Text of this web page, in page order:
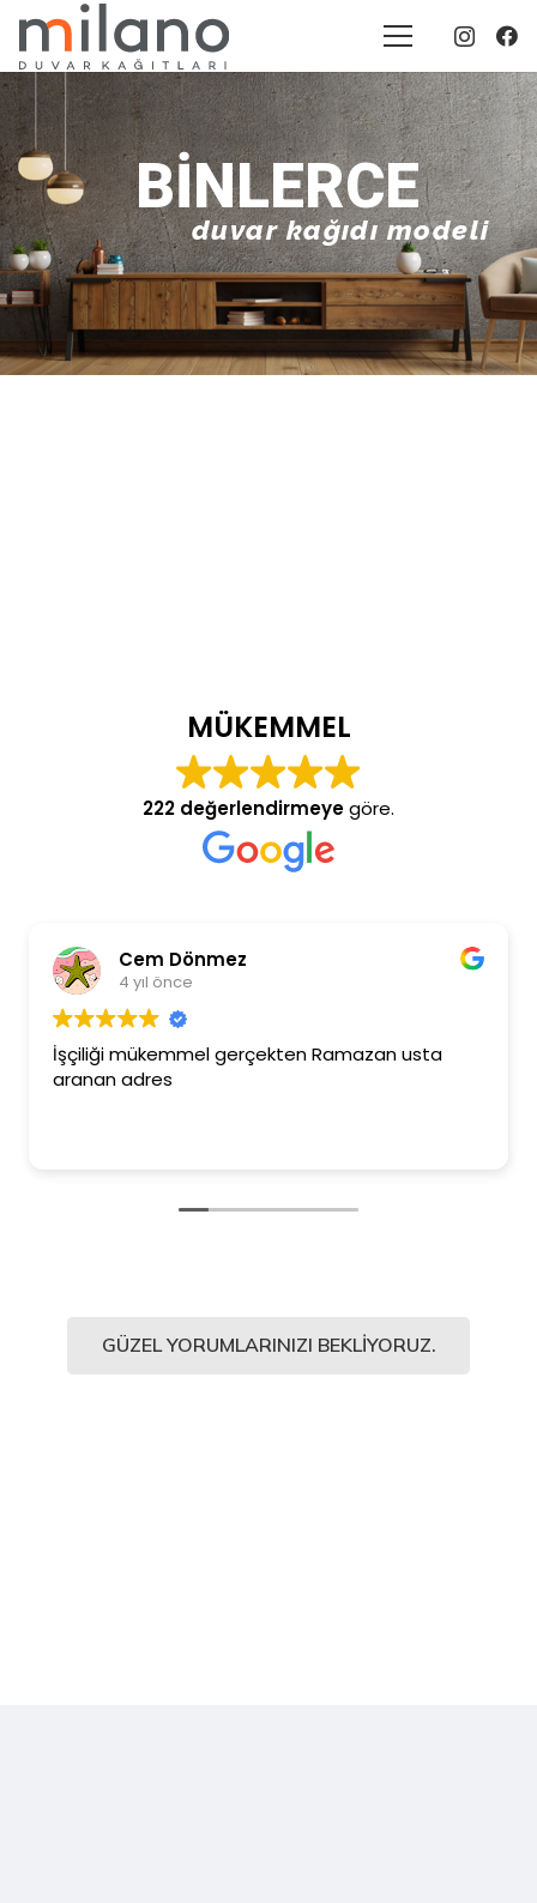
BINLERCE
duvar kağıdı modeli
MÜKEMMEL
222 değerlendirmeyegöre.
Cem Dönmez
4 yıl önce
İşçiliği mükemmel gerçekten Ramazan usta
aranan adres
GÜZEL YORUMLARINIZI BEKLIYORUZ.